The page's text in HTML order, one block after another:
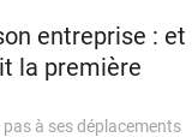
entreprise : et
la première
pas à ses déplacements